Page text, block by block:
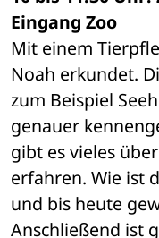
Eingang Zoo
Mit einem
Noah erkundet.
zum Beispiel
genauer
gibt es vieles
erfahren. Wie ist
und bis heute
Anschließend ist